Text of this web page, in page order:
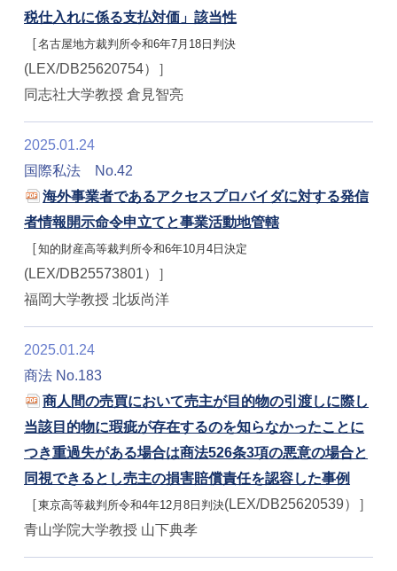
税仕入れに係る支払対価」該当性
［名古屋地方裁判所令和6年7月18日判決
(LEX/DB25620754）］
同志社大学教授 倉見智亮
2025.01.24
国際私法 No.42
海外事業者であるアクセスプロバイダに対する発信
者情報開示命令申立てと事業活動地管轄
［知的財産高等裁判所令和6年10月4日決定
(LEX/DB25573801）］
福岡大学教授 北坂尚洋
2025.01.24
商法 No.183
商人間の売買において売主が目的物の引渡しに際し
当該目的物に瑕疵が存在するのを知らなかったことに
つき重過失がある場合は商法526条3項の悪意の場合と
同視できるとし売主の損害賠償責任を認容した事例
［東京高等裁判所令和4年12月8日判決(LEX/DB25620539）］
青山学院大学教授 山下典孝